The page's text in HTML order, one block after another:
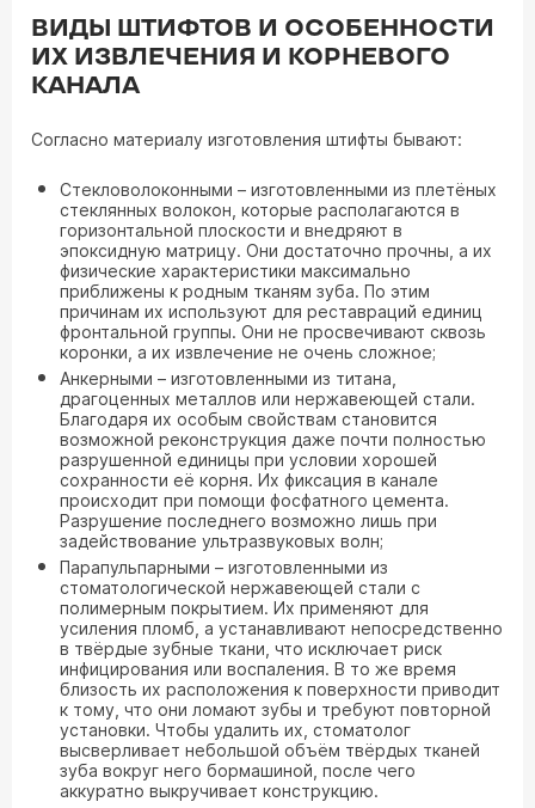
ВИДЫ ШТИФТОВ И ОСОБЕННОСТИ
ИХ ИЗВЛЕЧЕНИЯ И КОРНЕВОГО
КАНАЛА
Согласно материалу изготовления штифты бывают:
Стекловолоконными – изготовленными из плетёных
стеклянных волокон, которые располагаются в
горизонтальной плоскости и внедряют в
эпоксидную матрицу. Они достаточно прочны, а их
физические характеристики максимально
приближены к родным тканям зуба. По этим
причинам их используют для реставраций единиц
фронтальной группы. Они не просвечивают сквозь
коронки, а их извлечение не очень сложное;
Анкерными – изготовленными из титана,
драгоценных металлов или нержавеющей стали.
Благодаря их особым свойствам становится
возможной реконструкция даже почти полностью
разрушенной единицы при условии хорошей
сохранности её корня. Их фиксация в канале
происходит при помощи фосфатного цемента.
Разрушение последнего возможно лишь при
задействование ультразвуковых волн;
Парапульпарными – изготовленными из
стоматологической нержавеющей стали с
полимерным покрытием. Их применяют для
усиления пломб, а устанавливают непосредственно
в твёрдые зубные ткани, что исключает риск
инфицирования или воспаления. В то же время
близость их расположения к поверхности приводит
к тому, что они ломают зубы и требуют повторной
установки. Чтобы удалить их, стоматолог
высверливает небольшой объём твёрдых тканей
зуба вокруг него бормашиной, после чего
аккуратно выкручивает конструкцию.